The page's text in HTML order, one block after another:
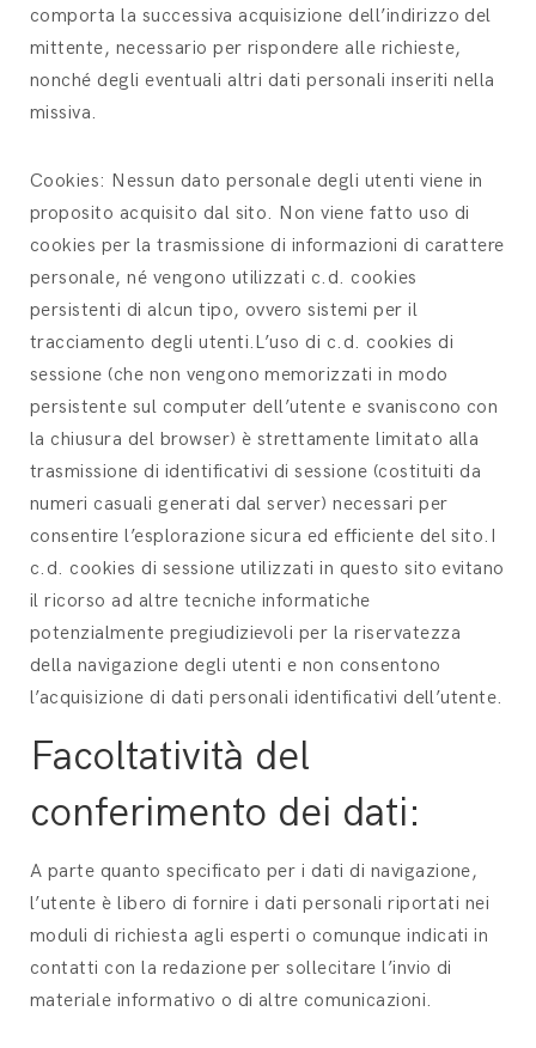
comporta la successiva acquisizione dell’indirizzo del
mittente, necessario per rispondere alle richieste,
nonché degli eventuali altri dati personali inseriti nella
missiva.
Cookies: Nessun dato personale degli utenti viene in
proposito acquisito dal sito. Non viene fatto uso di
cookies per la trasmissione di informazioni di carattere
personale, né vengono utilizzati c.d. cookies
persistenti di alcun tipo, ovvero sistemi per il
tracciamento degli utenti.L’uso di c.d. cookies di
sessione (che non vengono memorizzati in modo
persistente sul computer dell’utente e svaniscono con
la chiusura del browser) è strettamente limitato alla
trasmissione di identificativi di sessione (costituiti da
numeri casuali generati dal server) necessari per
consentire l’esplorazione sicura ed efficiente del sito.I
c.d. cookies di sessione utilizzati in questo sito evitano
il ricorso ad altre tecniche informatiche
potenzialmente pregiudizievoli per la riservatezza
della navigazione degli utenti e non consentono
l’acquisizione di dati personali identificativi dell’utente.
Facoltatività del
conferimento dei dati:
A parte quanto specificato per i dati di navigazione,
l’utente è libero di fornire i dati personali riportati nei
moduli di richiesta agli esperti o comunque indicati in
contatti con la redazione per sollecitare l’invio di
materiale informativo o di altre comunicazioni.